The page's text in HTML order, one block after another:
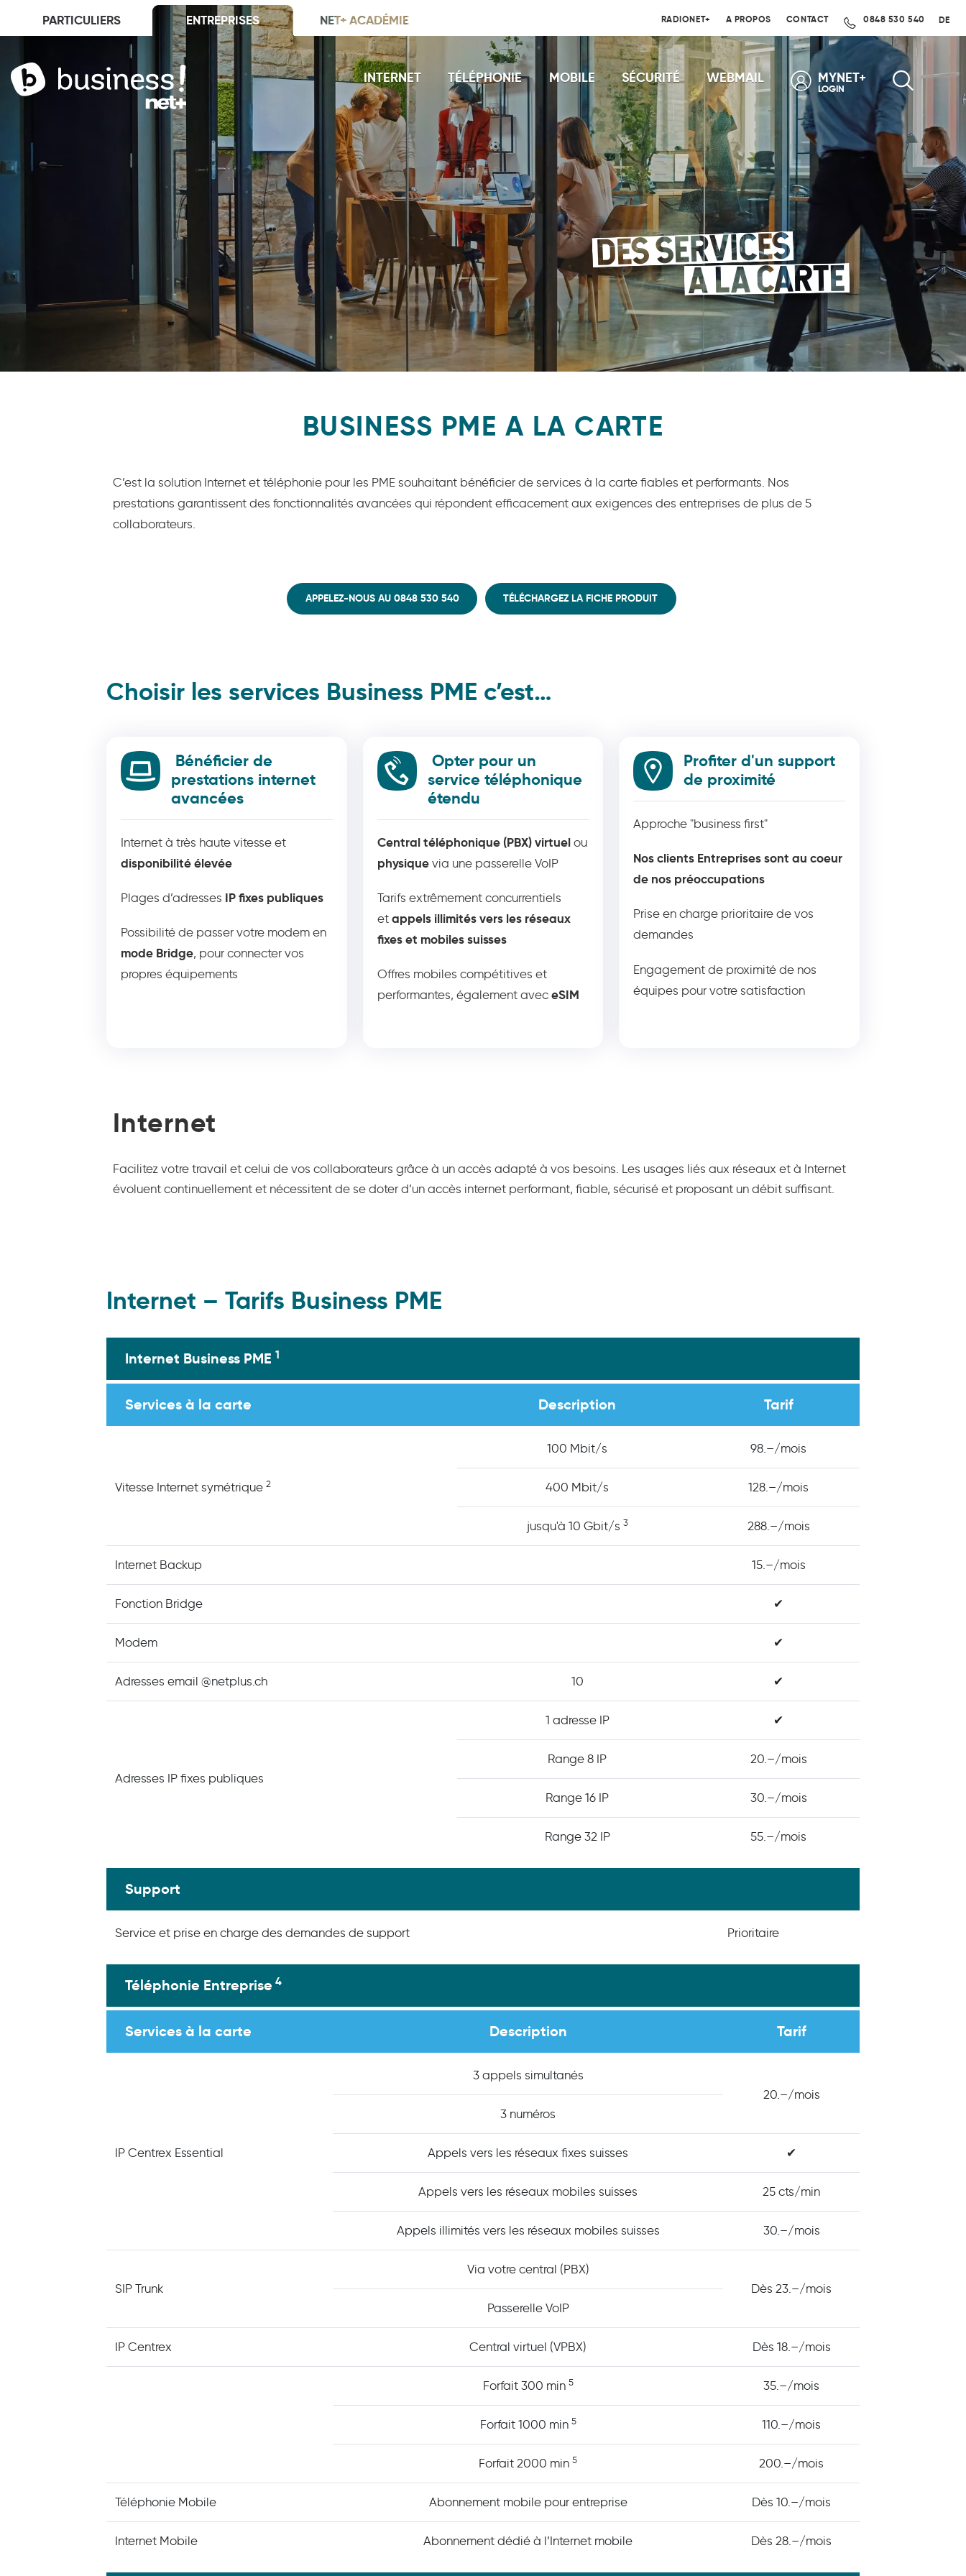
PARTICULIERS ENTREPRISES NET+ ACADÉMIE RADIONET+ A PROPOS CONTACT 0848 530 540 DE
INTERNET TÉLÉPHONIE MOBILE SÉCURITÉ WEBMAIL MYNET+
LOGIN
DES SERVICES
À LA CARTE
BUSINESS PME A LA CARTE
C’est la solution Internet et téléphonie pour les PME souhaitant bénéficier de services à la carte fiables et performants. Nos
prestations garantissent des fonctionnalités avancées qui répondent efficacement aux exigences des entreprises de plus de 5
collaborateurs.
APPELEZ-NOUS AU 0848 530 540 TÉLÉCHARGEZ LA FICHE PRODUIT
Choisir les services Business PME c’est…
Bénéficier de
prestations internet
avancées
Internet à très haute vitesse et
disponibilité élevée
Plages d’adresses IP fixes publiques
Possibilité de passer votre modem en
mode Bridge, pour connecter vos
propres équipements
Opter pour un
service téléphonique
étendu
Central téléphonique (PBX) virtuel ou
physiquevia une passerelle VoIP
Tarifs extrêmement concurrentiels
et appels illimités vers les réseaux
fixes et mobiles suisses
Offres mobiles compétitives et
performantes, également avec eSIM
Profiter d'un support
de proximité
Approche "business first"
Nos clients Entreprises sont au coeur
de nos préoccupations
Prise en charge prioritaire de vos
demandes
Engagement de proximité de nos
équipes pour votre satisfaction
Internet
Facilitez votre travail et celui de vos collaborateurs grâce à un accès adapté à vos besoins. Les usages liés aux réseaux et à Internet
évoluent continuellement et nécessitent de se doter d’un accès internet performant, fiable, sécurisé et proposant un débit suffisant.
Internet – Tarifs Business PME
Internet Business PME 1
Services à la carte Description Tarif
Vitesse Internet symétrique 2
100 Mbit/s 98.–/mois
400 Mbit/s 128.–/mois
jusqu'à 10 Gbit/s 3 288.–/mois
Internet Backup 15.–/mois
Fonction Bridge ✔
Modem ✔
Adresses email @netplus.ch 10 ✔
Adresses IP fixes publiques
1 adresse IP ✔
Range 8 IP 20.–/mois
Range 16 IP 30.–/mois
Range 32 IP 55.–/mois
Support
Service et prise en charge des demandes de support Prioritaire
Téléphonie Entreprise 4
Services à la carte Description Tarif
IP Centrex Essential
3 appels simultanés
20.–/mois
3 numéros
Appels vers les réseaux fixes suisses ✔
Appels vers les réseaux mobiles suisses 25 cts/min
Appels illimités vers les réseaux mobiles suisses 30.–/mois
SIP Trunk
Via votre central (PBX)
Dès 23.–/mois
Passerelle VoIP
IP Centrex Central virtuel (VPBX) Dès 18.–/mois
Forfait 300 min 5 35.–/mois
Forfait 1000 min 5 110.–/mois
Forfait 2000 min 5 200.–/mois
Téléphonie Mobile Abonnement mobile pour entreprise Dès 10.–/mois
Internet Mobile Abonnement dédié à l’Internet mobile Dès 28.–/mois